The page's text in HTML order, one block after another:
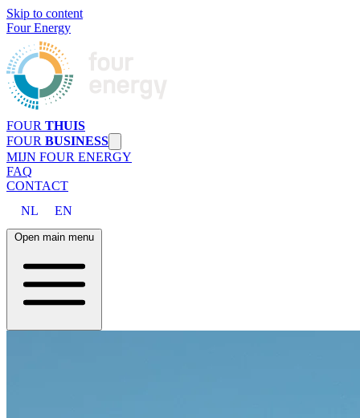
Skip to content
Four Energy
FOUR THUIS
FOUR BUSINESS
MIJN FOUR ENERGY
FAQ
CONTACT
NL
EN
Open main menu